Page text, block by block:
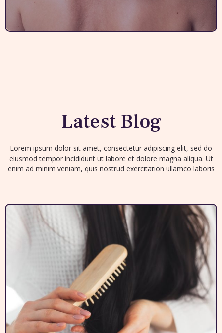
Latest Blog
Lorem ipsum dolor sit amet, consectetur adipiscing elit, sed do
eiusmod tempor incididunt ut labore et dolore magna aliqua. Ut
enim ad minim veniam, quis nostrud exercitation ullamco laboris